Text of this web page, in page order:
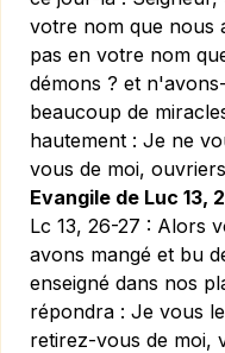
votre nom que nous
pas en votre nom
démons ? et
beaucoup de
hautement : Je ne
vous de moi,
Evangile de Luc 13,
Lc 13, 26-27 : Alors
avons mangé et bu
enseigné dans nos
répondra : Je vous
retirez-vous de moi,